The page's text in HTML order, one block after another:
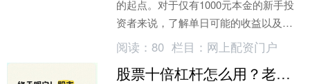
的起点。对于仅有1000元本金的新手投
资者来说，了解单日可能的收益以及掌
握小额资金投资技巧至关重要。本文将
结合市场规则与实战经验
阅读：80 栏目： 网上配资门户
股票十倍杠杆怎么用？老股民17年实战经验分享